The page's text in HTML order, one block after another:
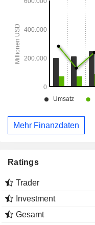
Mehr Finanzdaten
Ratings
Trader
Investment
Gesamt